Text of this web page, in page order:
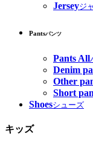
Jerseyジ
Pantsパンツ
Pants All
Denim
Other
Short
Shoesシューズ
キッズ